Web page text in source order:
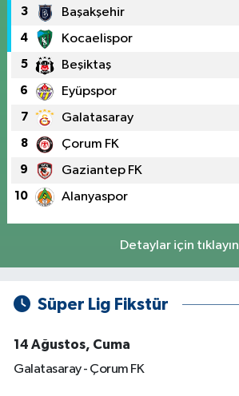
3 Başakşehir
4 Kocaelispor
5 Beşiktaş
6 Eyüpspor
7 Galatasaray
8 Çorum FK
9 Gaziantep FK
10 Alanyaspor
Detaylar için tıklayın
Süper Lig Fikstür
14 Ağustos, Cuma
Galatasaray - Çorum FK